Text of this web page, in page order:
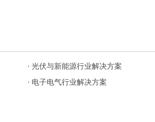
· 光伏与新能源行业解决方案
· 电子电气行业解决方案